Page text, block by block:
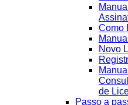
Como
Novo
de
Passo a